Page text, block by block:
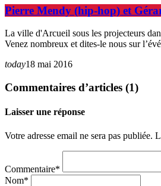
Pierre Mendy (hip-hop) et
La ville d'Arcueil sous les projecteurs
Venez nombreux et dites-le nous sur
today18 mai 2016
Commentaires d’articles (1)
Laisser une réponse
Votre adresse email ne sera pas publiée.
Commentaire*
Nom*